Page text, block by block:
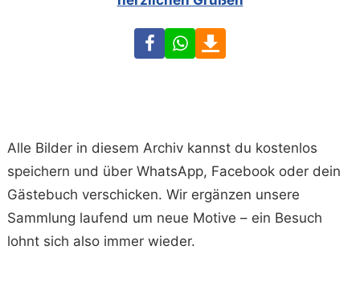
FacebookWhatsApp
Alle Bilder in diesem Archiv kannst du kostenlos
speichern und über WhatsApp, Facebook oder dein
Gästebuch verschicken. Wir ergänzen unsere
Sammlung laufend um neue Motive – ein Besuch
lohnt sich also immer wieder.